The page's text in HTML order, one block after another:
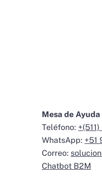
Mesa de
Teléfono:
WhatsApp: +51
Correo:
Chatbot B2M